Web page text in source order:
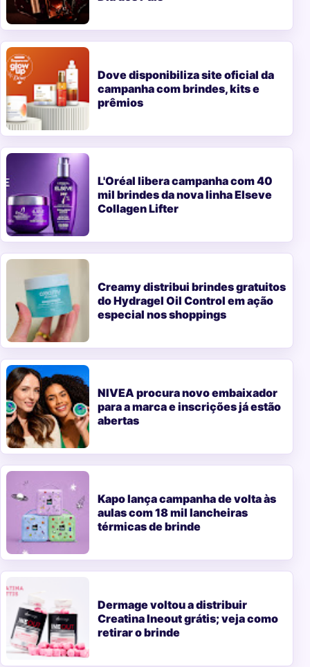
Dove disponibiliza site oficial da
campanha com brindes, kits e
prêmios
L'Oréal libera campanha com 40
mil brindes da nova linha Elseve
Collagen Lifter
Creamy distribui brindes gratuitos
do Hydragel Oil Control em ação
especial nos shoppings
NIVEA procura novo embaixador
para a marca e inscrições já estão
abertas
Kapo lança campanha de volta às
aulas com 18 mil lancheiras
térmicas de brinde
Dermage voltou a distribuir
Creatina Ineout grátis; veja como
retirar o brinde